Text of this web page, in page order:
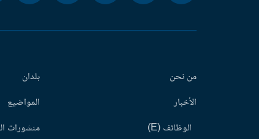
من نحن
الأخبار
الوظائف (E)
بلدان
المواضيع
منشورات